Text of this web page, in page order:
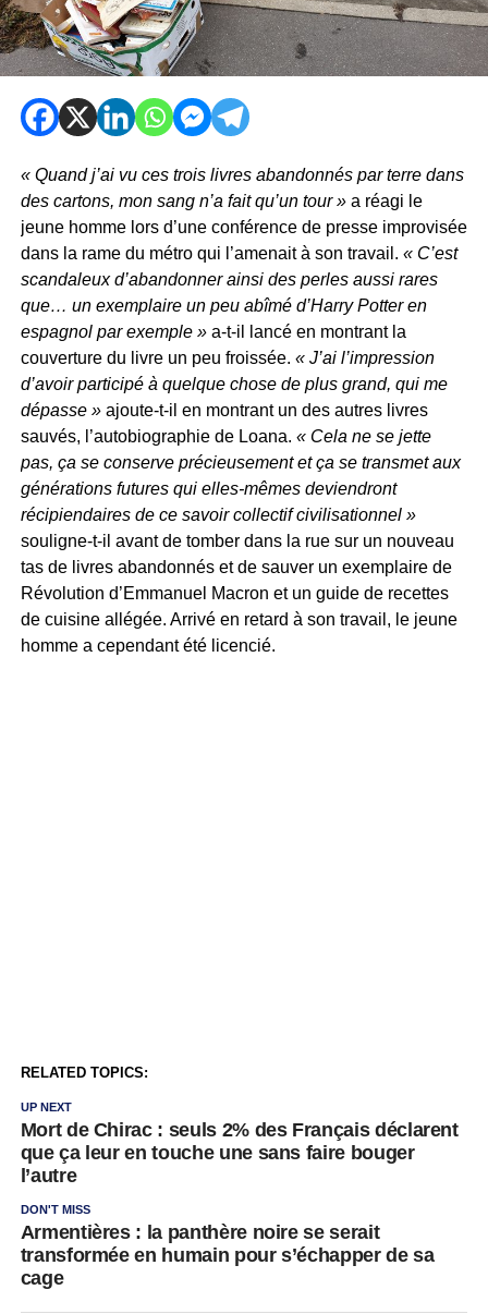
« Quand j’ai vu ces trois livres abandonnés par terre dans
des cartons, mon sang n’a fait qu’un tour »a réagi le
jeune homme lors d’une conférence de presse improvisée
dans la rame du métro qui l’amenait à son travail. « C’est
scandaleux d’abandonner ainsi des perles aussi rares
que… un exemplaire un peu abîmé d’Harry Potter en
espagnol par exemple »a-t-il lancé en montrant la
couverture du livre un peu froissée. « J’ai l’impression
d’avoir participé à quelque chose de plus grand, qui me
dépasse »ajoute-t-il en montrant un des autres livres
sauvés, l’autobiographie de Loana. « Cela ne se jette
pas, ça se conserve précieusement et ça se transmet aux
générations futures qui elles-mêmes deviendront
récipiendaires de ce savoir collectif civilisationnel »
souligne-t-il avant de tomber dans la rue sur un nouveau
tas de livres abandonnés et de sauver un exemplaire de
Révolution d’Emmanuel Macron et un guide de recettes
de cuisine allégée. Arrivé en retard à son travail, le jeune
homme a cependant été licencié.
RELATED TOPICS:
UP NEXT
Mort de Chirac : seuls 2% des Français déclarent
que ça leur en touche une sans faire bouger
l’autre
DON'T MISS
Armentières : la panthère noire se serait
transformée en humain pour s’échapper de sa
cage